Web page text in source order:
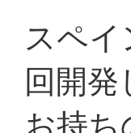
スペ
回開
お持